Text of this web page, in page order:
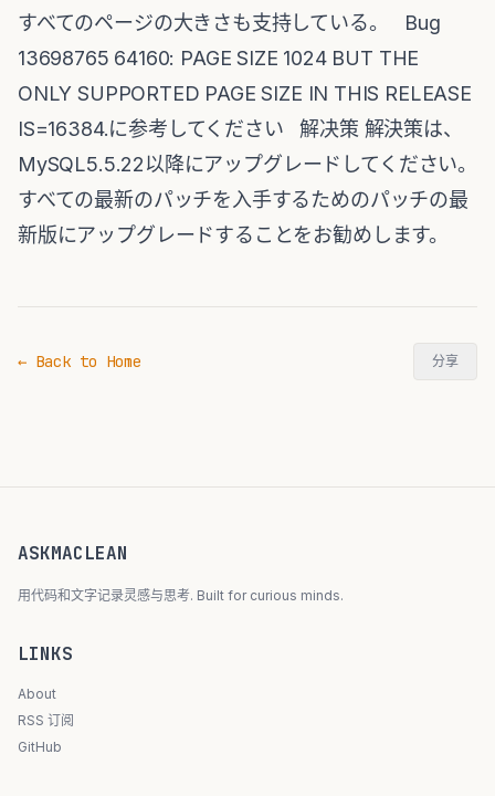
すべてのページの大きさも支持している。 Bug
13698765 64160: PAGE SIZE 1024 BUT THE
ONLY SUPPORTED PAGE SIZE IN THIS RELEASE
IS=16384.に参考してください 解决策 解決策は、
MySQL5.5.22以降にアップグレードしてください。
すべての最新のパッチを入手するためのパッチの最
新版にアップグレードすることをお勧めします。
← Back to Home 分享
ASKMACLEAN
用代码和文字记录灵感与思考. Built for curious minds.
LINKS
About
RSS 订阅
GitHub